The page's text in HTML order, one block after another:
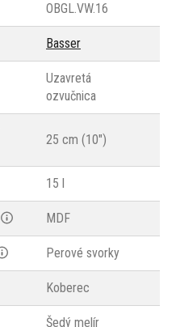
OBGL.VW.16
Basser
Uzavretá
ozvučnica
25 cm (10")
15 l
MDF
Perové svorky
Koberec
Šedý melír